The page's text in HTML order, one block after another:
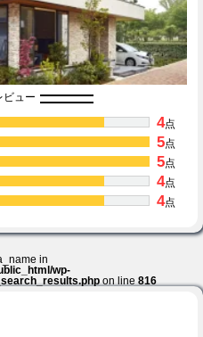
ビュー
4点
5点
5点
4点
4点
in
wp-
on line 816